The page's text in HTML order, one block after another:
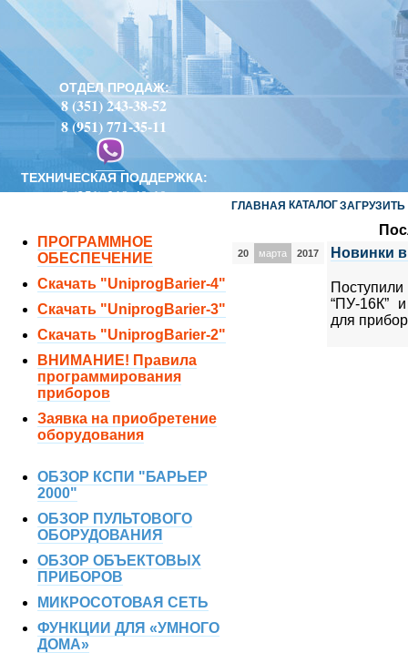
ОТДЕЛ ПРОДАЖ:
8 (351) 243-38-52
8 (951) 771-35-11
ТЕХНИЧЕСКАЯ ПОДДЕРЖКА:
8 (351) 219-40-10
ПРОГРАММНОЕ
ОБЕСПЕЧЕНИЕ
Скачать "UniprogBarier-4"
Скачать "UniprogBarier-3"
Скачать "UniprogBarier-2"
ВНИМАНИЕ! Правила
программирования
приборов
Заявка на приобретение
оборудования
ОБЗОР КСПИ "БАРЬЕР
2000"
ОБЗОР ПУЛЬТОВОГО
ОБОРУДОВАНИЯ
ОБЗОР ОБЪЕКТОВЫХ
ПРИБОРОВ
МИКРОСОТОВАЯ СЕТЬ
ФУНКЦИИ ДЛЯ «УМНОГО
ДОМА»
ГЛАВНАЯ КАТАЛОГЗАГРУЗИТЬ
20 марта 2017 Новинки
“ПУ-16К”
для